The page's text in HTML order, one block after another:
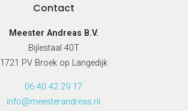
Contact
Meester Andreas B.V.
Bijlestaal 40T
1721 PV Broek op Langedijk
06 40 42 29 17
info@meesterandreas.nl